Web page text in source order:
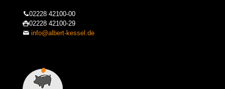
02228 42100-00
02228 42100-29
info@albert-kessel.de